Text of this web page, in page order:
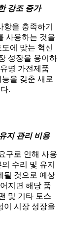
강조 증가
을 충족하기
사용하는 것을
에 맞는 혁신
성장을 용이하
명 가전제품
을 갖춘 새로
.
지 관리 비용
구로 인해 사용
수리 및 유지
될 것으로 예상
지면 해당 품
및 기타 토스
이 시장 성장을